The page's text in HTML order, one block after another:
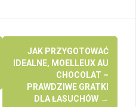
JAK PRZYGOTOWAĆ
IDEALNE, MOELLEUX AU
CHOCOLAT –
PRAWDZIWE GRATKI
DLA ŁASUCHÓW →